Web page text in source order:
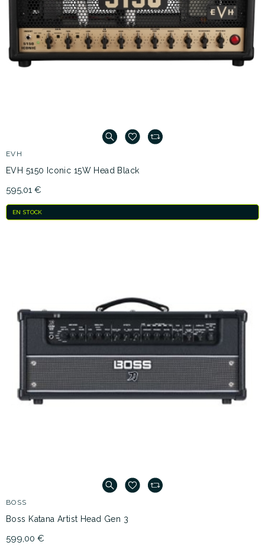
EVH
EVH 5150 Iconic 15W Head Black
595,01 €
EN STOCK
BOSS
Boss Katana Artist Head Gen 3
599,00 €